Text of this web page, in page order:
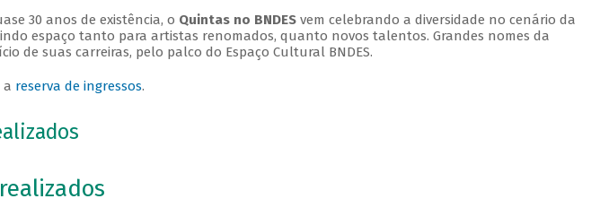
30 anos de existência, o Quintas no BNDESvem celebrando a diversidade no cenário da
espaço tanto para artistas renomados, quanto novos talentos. Grandes nomes da
de suas carreiras, pelo palco do Espaço Cultural BNDES.
a reserva de ingressos.